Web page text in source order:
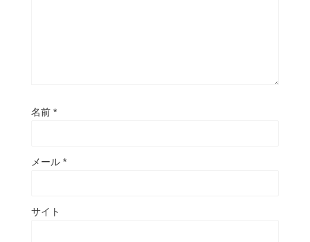
名前 *
メール *
サイト